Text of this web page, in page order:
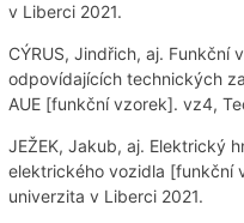
v Liberci 2021.
CÝRUS, Jindřich, aj. Funkční
odpovídajících technických
AUE [funkční vzorek]. vz4,
JEŽEK, Jakub, aj. Elektrický
elektrického vozidla [funkční
univerzita v Liberci 2021.